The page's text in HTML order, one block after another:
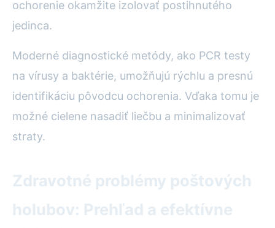
ochorenie okamžite izolovať postihnutého
jedinca.
Moderné diagnostické metódy, ako PCR testy
na vírusy a baktérie, umožňujú rýchlu a presnú
identifikáciu pôvodcu ochorenia. Vďaka tomu je
možné cielene nasadiť liečbu a minimalizovať
straty.
Zdravotné problémy poštových
holubov: Prehľad a efektívne